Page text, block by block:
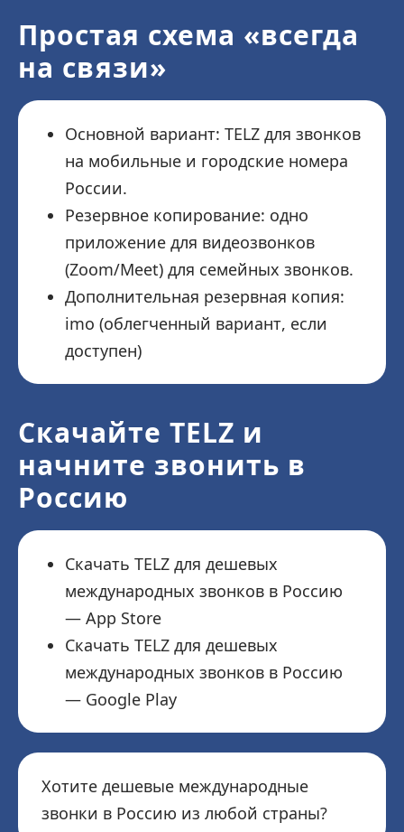
Простая схема «всегда
на связи»
Основной вариант: TELZ для звонков
на мобильные и городские номера
России.
Резервное копирование: одно
приложение для видеозвонков
(Zoom/Meet) для семейных звонков.
Дополнительная резервная копия:
imo (облегченный вариант, если
доступен)
Скачайте TELZ и
начните звонить в
Россию
Скачать TELZ для дешевых
международных звонков в Россию
— App Store
Скачать TELZ для дешевых
международных звонков в Россию
— Google Play
Хотите дешевые международные
звонки в Россию из любой страны?